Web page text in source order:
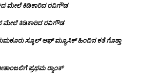
ಮೇಲೆ ಕಿಡಿಕಾರಿದ ರವಿಗೌಡ
ಮೇಲೆ ಕಿಡಿಕಾರಿದ ರವಿಗೌಡ
ಸ್ಕೂಲ್ ಆಫ್ ಮ್ಯೂಸಿಕ್ ಹಿಂದಿನ ಕತೆ ಗೊತ್ತಾ
ಪ್ರಥಮ ರ‌್ಯಾಂಕ್